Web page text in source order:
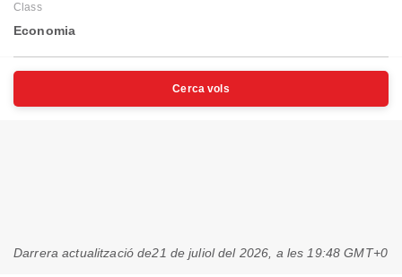
Class
Economia
Cerca vols
Darrera actualització de21 de juliol del 2026, a les 19:48 GMT+0